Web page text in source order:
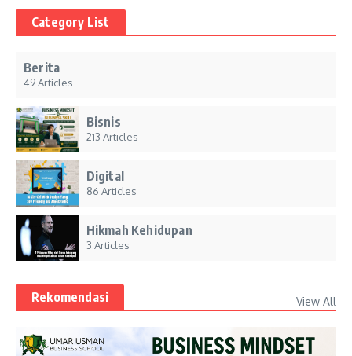
Category List
Berita
49 Articles
Bisnis
213 Articles
Digital
86 Articles
Hikmah Kehidupan
3 Articles
Rekomendasi View All